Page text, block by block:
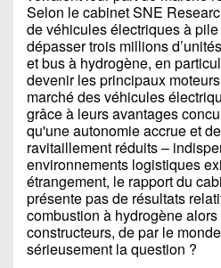
Selon le cabinet SNE
de véhicules électriques à
dépasser trois millions
et bus à hydrogène, en
devenir les principaux
marché des véhicules
grâce à leurs avantages
qu'une autonomie accrue et
ravitaillement réduits –
environnements logistiques
étrangement, le rapport du
présente pas de résultats
combustion à hydrogène
constructeurs, de par le
sérieusement la question ?